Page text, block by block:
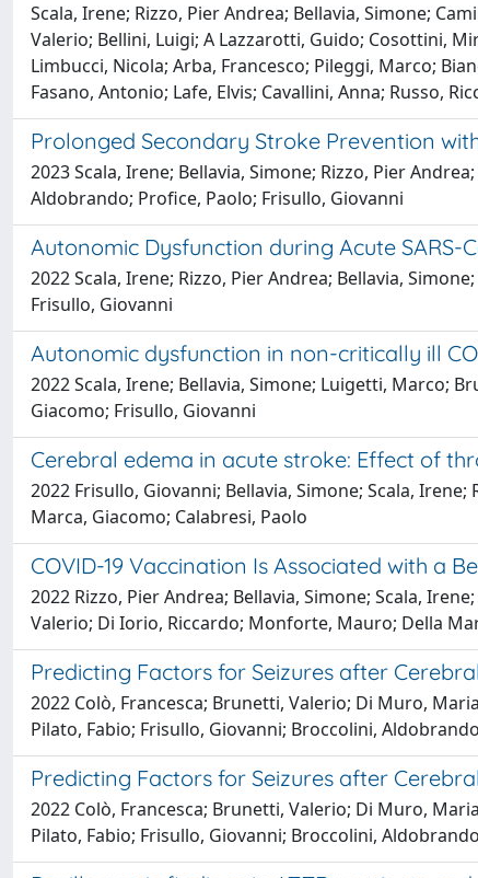
Scala, Irene; Rizzo, Pier Andrea; Bellavia, Simone;
Valerio; Bellini, Luigi; A Lazzarotti, Guido; Cosottini,
Limbucci, Nicola; Arba, Francesco; Pileggi, Marco;
Fasano, Antonio; Lafe, Elvis; Cavallini, Anna; Russo,
Prolonged Secondary Stroke Prevention
2023 Scala, Irene; Bellavia, Simone; Rizzo, Pier
Aldobrando; Profice, Paolo; Frisullo, Giovanni
Autonomic Dysfunction during Acute SARS-
2022 Scala, Irene; Rizzo, Pier Andrea; Bellavia,
Frisullo, Giovanni
Autonomic dysfunction in non-critically ill
2022 Scala, Irene; Bellavia, Simone; Luigetti, Marco;
Giacomo; Frisullo, Giovanni
Cerebral edema in acute stroke: Effect of
2022 Frisullo, Giovanni; Bellavia, Simone; Scala,
Marca, Giacomo; Calabresi, Paolo
COVID-19 Vaccination Is Associated with a
2022 Rizzo, Pier Andrea; Bellavia, Simone; Scala,
Valerio; Di Iorio, Riccardo; Monforte, Mauro; Della
Predicting Factors for Seizures after
2022 Colò, Francesca; Brunetti, Valerio; Di Muro,
Pilato, Fabio; Frisullo, Giovanni; Broccolini,
Predicting Factors for Seizures after
2022 Colò, Francesca; Brunetti, Valerio; Di Muro,
Pilato, Fabio; Frisullo, Giovanni; Broccolini,